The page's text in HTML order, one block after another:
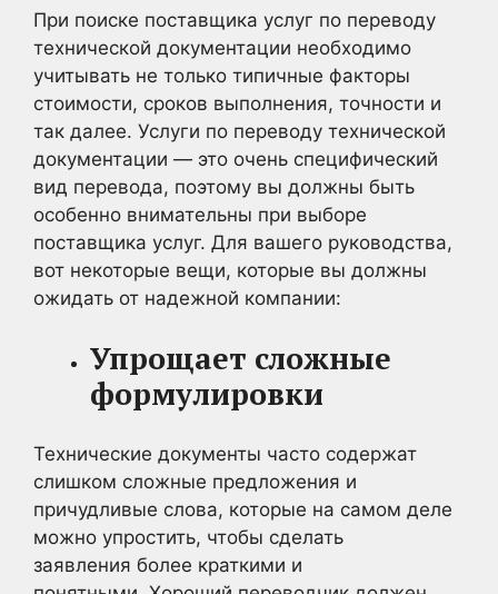
При поиске поставщика услуг по переводу
технической документации необходимо
учитывать не только типичные факторы
стоимости, сроков выполнения, точности и
так далее. Услуги по переводу технической
документации — это очень специфический
вид перевода, поэтому вы должны быть
особенно внимательны при выборе
поставщика услуг. Для вашего руководства,
вот некоторые вещи, которые вы должны
ожидать от надежной компании:
Упрощает сложные
формулировки
Технические документы часто содержат
слишком сложные предложения и
причудливые слова, которые на самом деле
можно упростить, чтобы сделать
заявления более краткими и